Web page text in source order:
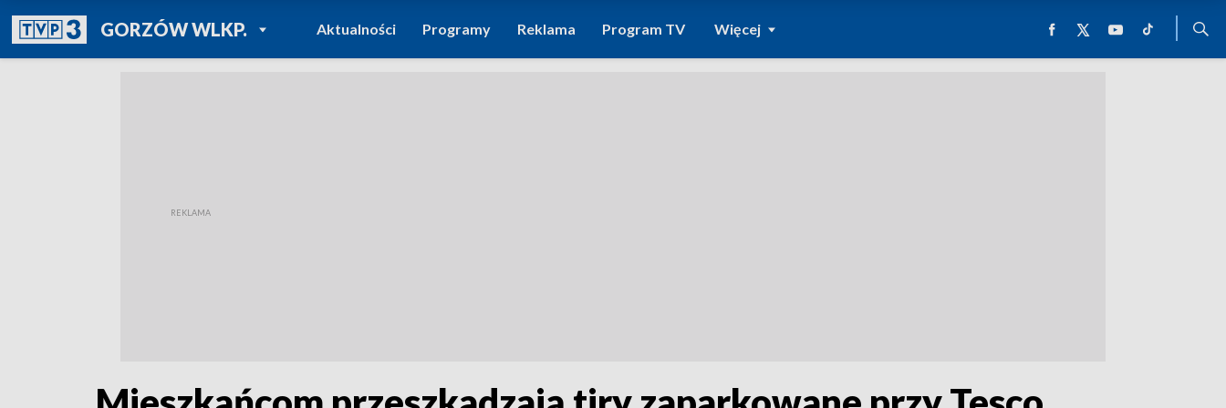
GORZÓW WLKP.POWRÓT DO
TVP REGIONY
Aktualności Programy Reklama Program TV Więcej